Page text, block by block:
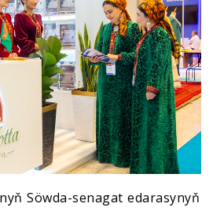
Söwda-senagat edarasynyň